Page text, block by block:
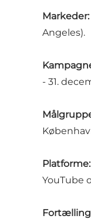
Markeder:
Angeles).
- 31.
Platforme:
YouTube